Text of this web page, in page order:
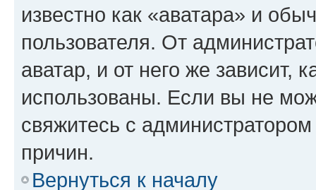
известно как «аватара» и
пользователя. От
аватар, и от него же зависит,
использованы. Если вы не
свяжитесь с
причин.
Вернуться к началу